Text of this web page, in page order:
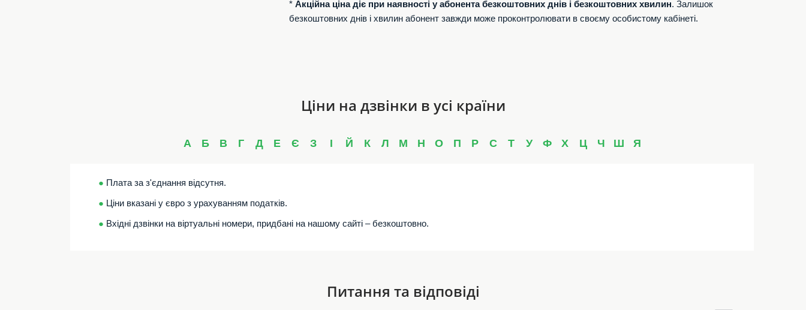
* Акційна ціна діє при наявності у абонента безкоштовних днів і безкоштовних хвилин. Залишок
безкоштовних днів і хвилин абонент завжди може проконтролювати в своєму особистому кабінеті.
Ціни на дзвінки в усі країни
А Б В Г Д Е Є З І Й К Л М Н О П Р С Т У Ф Х Ц Ч Ш Я
● Плата за з'єднання відсутня.
● Ціни вказані у євро з урахуванням податків.
● Вхідні дзвінки на віртуальні номери, придбані на нашому сайті – безкоштовно.
Питання та відповіді